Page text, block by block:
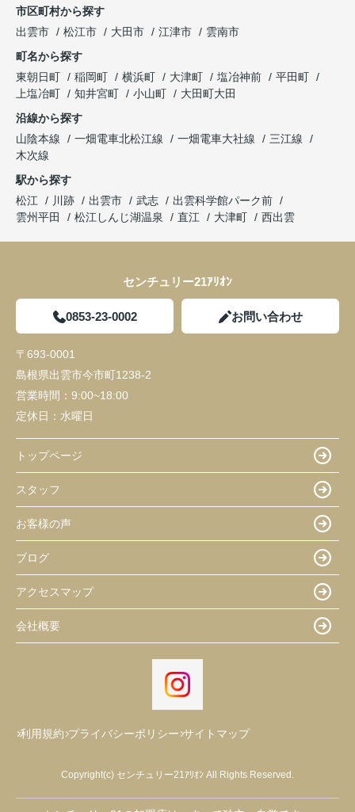
市区町村から探す
出雲市
松江市 大田市 江津市
雲南市
町名から探す
東朝日町
稲岡町 横浜町 大津町 塩冶神前
平田町
上塩冶町
知井宮町 小山町
大田町大田
沿線から探す
山陰本線
一畑電車北松江線 一畑電車大社線
三江線
木次線
駅から探す
松江
川跡 出雲市 武志
出雲科学館パーク前
雲州平田
松江しんじ湖温泉 直江 大津町 西出雲
センチュリー21ｱﾘｵﾝ
0853-23-0002 お問い合わせ
〒693-0001
島根県出雲市今市町1238-2
営業時間： 9:00~18:00
定休日： 水曜日
トップページ
スタッフ
お客様の声
ブログ
アクセスマップ
会社概要
利用規約 プライバシーポリシー サイトマップ
Copyright(c) センチュリー21ｱﾘｵﾝ All Rights Reserved.